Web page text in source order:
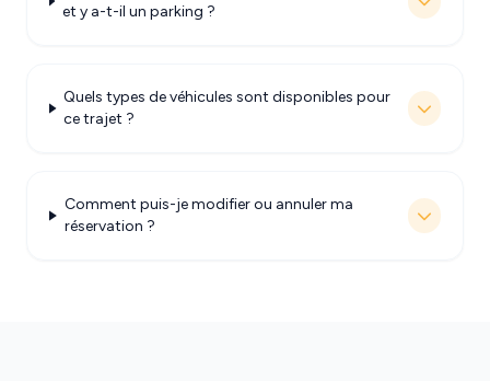
et y a-t-il un parking ?
Quels types de véhicules sont disponibles pour
ce trajet ?
Comment puis-je modifier ou annuler ma
réservation ?